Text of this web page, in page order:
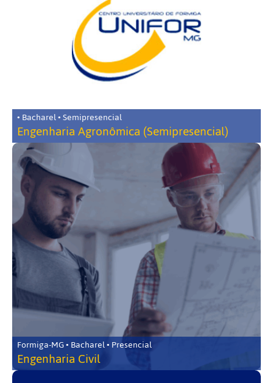
• Bacharel • Semipresencial
Engenharia Agronômica (Semipresencial)
Formiga-MG • Bacharel • Presencial
Engenharia Civil